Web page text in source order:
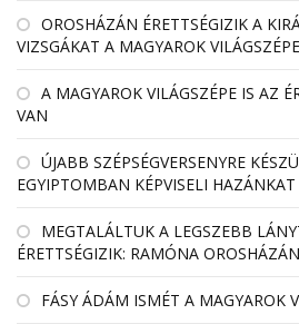
OROSHÁZÁN ÉRETTSÉGIZIK A
VIZSGÁKAT A MAGYAROK VILÁGSZÉPE
A MAGYAROK VILÁGSZÉPE IS AZ
VAN
ÚJABB SZÉPSÉGVERSENYRE
EGYIPTOMBAN KÉPVISELI HAZÁNKAT
MEGTALÁLTUK A LEGSZEBB
ÉRETTSÉGIZIK: RAMÓNA
FÁSY ÁDÁM ISMÉT A MAGYAROK